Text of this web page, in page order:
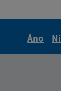
Áno